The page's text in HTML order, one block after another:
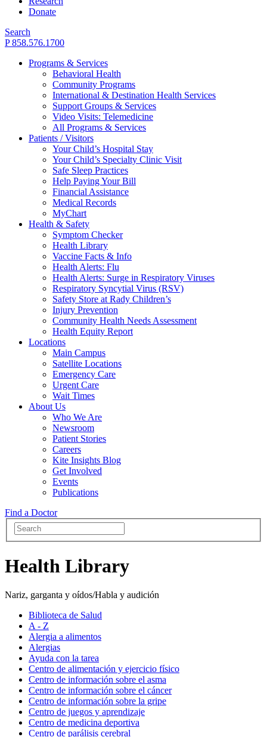
Donate
Search
P 858.576.1700
Programs & Services
Behavioral Health
Community Programs
International & Destination Health Services
Support Groups & Services
Video Visits: Telemedicine
All Programs & Services
Patients / Visitors
Your Child’s Hospital Stay
Your Child’s Specialty Clinic Visit
Safe Sleep Practices
Help Paying Your Bill
Financial Assistance
Medical Records
MyChart
Health & Safety
Symptom Checker
Health Library
Vaccine Facts & Info
Health Alerts: Flu
Health Alerts: Surge in Respiratory Viruses
Respiratory Syncytial Virus (RSV)
Safety Store at Rady Children’s
Injury Prevention
Community Health Needs Assessment
Health Equity Report
Locations
Main Campus
Satellite Locations
Emergency Care
Urgent Care
Wait Times
About Us
Who We Are
Newsroom
Patient Stories
Careers
Kite Insights Blog
Get Involved
Events
Publications
Find a Doctor
Health Library
Nariz, garganta y oídos/Habla y audición
Biblioteca de Salud
A - Z
Alergia a alimentos
Alergias
Ayuda con la tarea
Centro de alimentación y ejercicio físico
Centro de información sobre el asma
Centro de información sobre el cáncer
Centro de información sobre la gripe
Centro de juegos y aprendizaje
Centro de medicina deportiva
Centro de parálisis cerebral